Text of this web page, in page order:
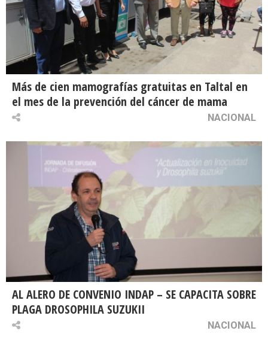
Más de cien mamografías gratuitas en Taltal en
el mes de la prevención del cáncer de mama
NACIONAL
AL ALERO DE CONVENIO INDAP – SE CAPACITA SOBRE
PLAGA DROSOPHILA SUZUKII
NACIONAL